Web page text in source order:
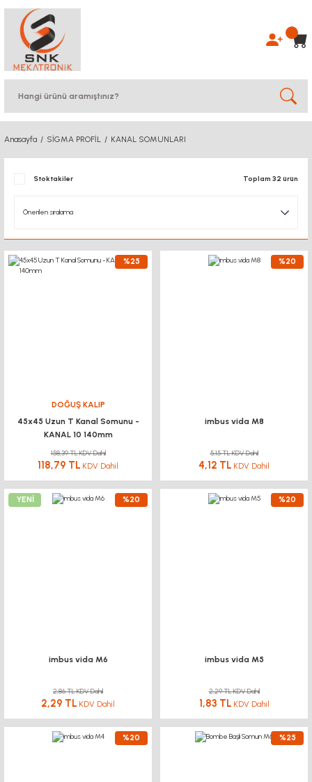
Anasayfa SİGMA PROFİL KANAL SOMUNLARI
Stoktakiler Toplam 32 ürün
%25
DOĞUŞ KALIP
45x45 Uzun T Kanal Somunu -
KANAL 10 140mm
158,39 TL KDV Dahil
118,79 TL KDV Dahil
%20
imbus vida M8
5,15 TL KDV Dahil
4,12 TL KDV Dahil
YENİ %20
imbus vida M6
2,86 TL KDV Dahil
2,29 TL KDV Dahil
%20
imbus vida M5
2,29 TL KDV Dahil
1,83 TL KDV Dahil
%20 %25